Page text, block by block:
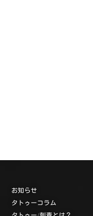
お知らせ
タトゥーコラム